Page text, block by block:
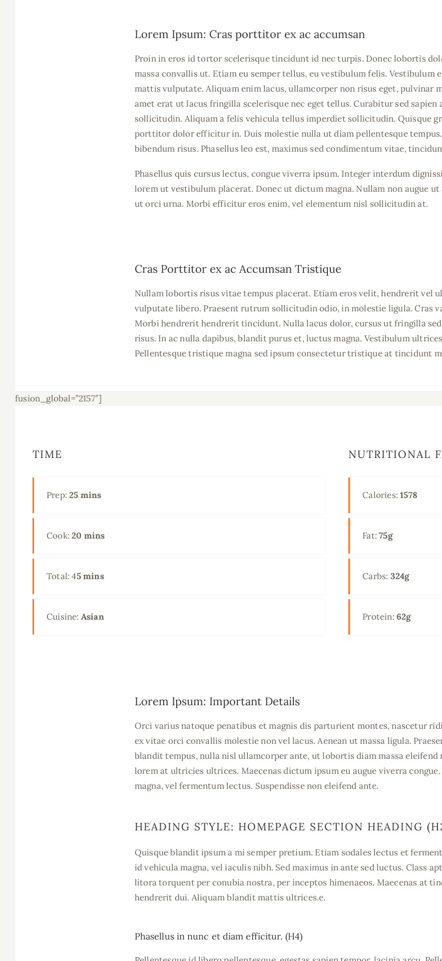
Lorem Ipsum: Cras porttitor ex ac accumsan
Proin in eros id tortor scelerisque tincidunt id nec turpis. Donec lobortis
massa convallis ut. Etiam eu semper tellus, eu vestibulum felis. Vestibulum
mattis vulputate. Aliquam enim lacus, ullamcorper non risus eget, pulvinar
amet erat ut lacus fringilla scelerisque nec eget tellus. Curabitur sed sapien
sollicitudin. Aliquam a felis vehicula tellus imperdiet sollicitudin. Quisque
porttitor dolor efficitur in. Duis molestie nulla ut diam pellentesque
bibendum risus. Phasellus leo est, maximus sed condimentum vitae,
Phasellus quis cursus lectus, congue viverra ipsum. Integer interdum
lorem ut vestibulum placerat. Donec ut dictum magna. Nullam non augue
ut orci urna. Morbi efficitur eros enim, vel elementum nisl sollicitudin at.
Cras Porttitor ex ac Accumsan Tristique
Nullam lobortis risus vitae tempus placerat. Etiam eros velit, hendrerit vel
vulputate libero. Praesent rutrum sollicitudin odio, in molestie ligula. Cras
Morbi hendrerit hendrerit tincidunt. Nulla lacus dolor, cursus ut fringilla
risus. In ac nulla dapibus, blandit purus et, luctus magna. Vestibulum
Pellentesque tristique magna sed ipsum consectetur tristique at tincidunt
fusion_global=”2157″]
TIME
Prep:25 mins
Cook:20 mins
Total: 45 mins
Cuisine: Asian
NUTRITIONAL
Calories:1578
Fat:75g
Carbs: 324g
Protein:62g
Lorem Ipsum: Important Details
Orci varius natoque penatibus et magnis dis parturient montes, nascetur
ex vitae orci convallis molestie non vel lacus. Aenean ut massa ligula.
blandit tempus, nulla nisl ullamcorper ante, ut lobortis diam massa eleifend
lorem at ultricies ultrices. Maecenas dictum ipsum eu augue viverra
magna, vel fermentum lectus. Suspendisse non eleifend ante.
HEADING STYLE: HOMEPAGE SECTION HEADING
Quisque blandit ipsum a mi semper pretium. Etiam sodales lectus et
id vehicula magna, vel iaculis nibh. Sed maximus in ante sed luctus. Class
litora torquent per conubia nostra, per inceptos himenaeos. Maecenas at
hendrerit dui. Aliquam blandit mattis ultrices.e.
Phasellus in nunc et diam efficitur. (H4)